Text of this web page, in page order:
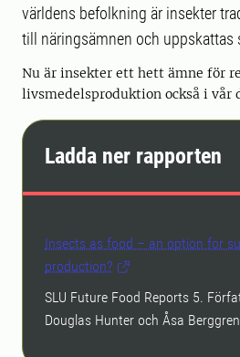
världens befolkning är insekter
till näringsämnen och uppskattas
Nu är insekter ett hett ämne för
livsmedelsproduktion också i vår
Ladda ner rapporten
Insects as food – an option for
production?
SLU Future Food Reports 5.
Douglas Hunter och Åsa Berggren